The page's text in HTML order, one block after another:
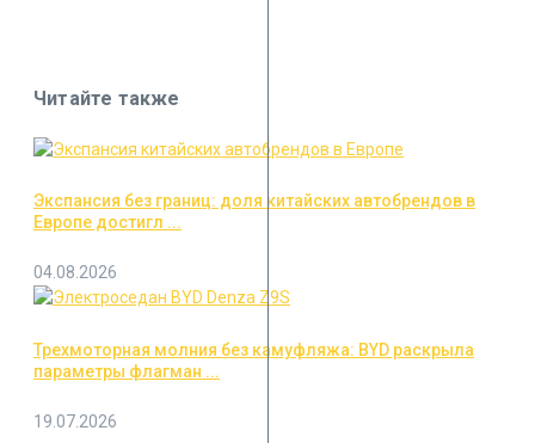
Читайте также
Экспансия без границ: доля китайских автобрендов в
Европе достигл ...
04.08.2026
Трехмоторная молния без камуфляжа: BYD раскрыла
параметры флагман ...
19.07.2026